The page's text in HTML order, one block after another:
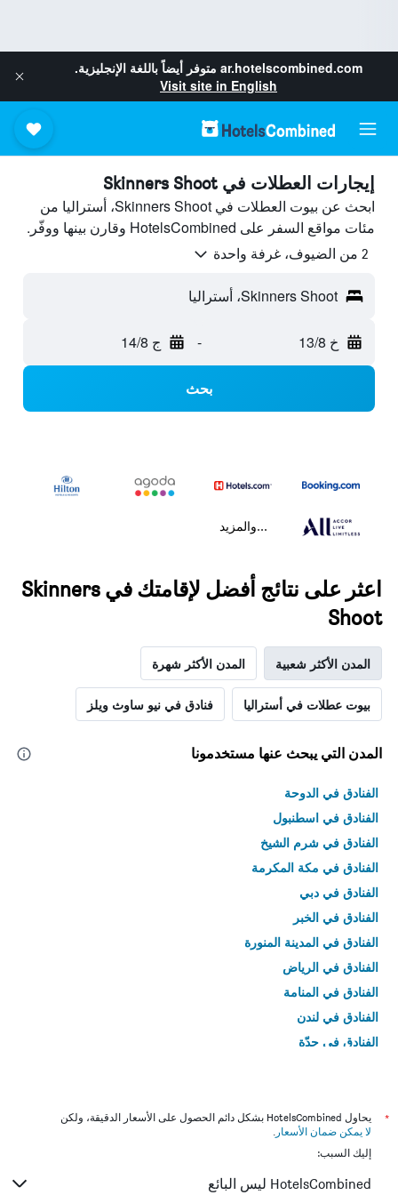
ar.hotelscombined.com متوفر أيضاً باللغة الإنجليزية.
Visit site in English
إيجارات العطلات في Skinners Shoot
ابحث عن بيوت العطلات في Skinners Shoot، أستراليا من
مئات مواقع السفر على HotelsCombined وقارن بينها ووفّر.
2 من الضيوف، غرفة واحدة
Skinners Shoot، أستراليا
خ 13/8 - ج 14/8
بحث
...والمزيد
اعثر على نتائج أفضل لإقامتك في Skinners
Shoot
المدن الأكثر شعبية المدن الأكثر شهرة
بيوت عطلات في أستراليا فنادق في نيو ساوث ويلز
المدن التي يبحث عنها مستخدمونا
الفنادق في الدوحة
الفنادق في اسطنبول
الفنادق في شرم الشيخ
الفنادق في مكة المكرمة
الفنادق في دبي
الفنادق في الخبر
الفنادق في المدينة المنورة
الفنادق في الرياض
الفنادق في المنامة
الفنادق في لندن
الفنادق في جدّة
*
يحاول HotelsCombined بشكل دائم الحصول على الأسعار الدقيقة، ولكن
لا يمكن ضمان الأسعار .
إليك السبب:
HotelsCombined ليس البائع